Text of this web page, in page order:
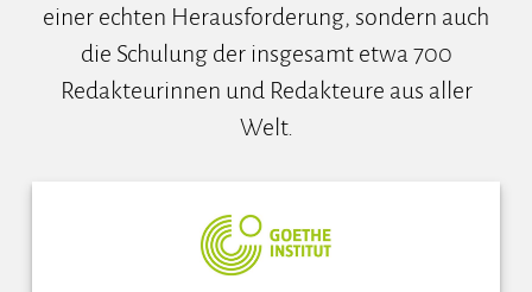
einer echten Herausforderung, sondern auch
die Schulung der insgesamt etwa 700
Redakteurinnen und Redakteure aus aller
Welt.